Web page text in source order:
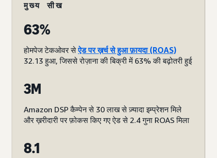
मुख्य सीख
63%
होमपेज टेकओवर सेऐड पर ख़र्च से हुआ फ़ायदा (ROAS)
32.13 हुआ, जिससे रोज़ाना की बिक्री में 63% की बढ़ोतरी हुई
3M
Amazon DSP कैम्पेन से 30 लाख से ज़्यादा इम्प्रेशन मिले
और ख़रीदारी पर फ़ोकस किए गए ऐड से 2.4 गुना ROAS मिला
8.1